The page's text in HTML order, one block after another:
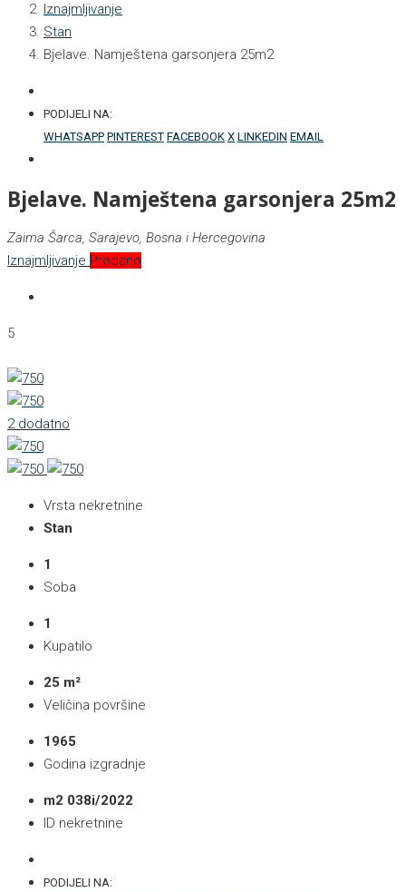
Iznajmljivanje
Stan
Bjelave. Namještena garsonjera 25m2
PODIJELI NA:
WHATSAPP PINTEREST FACEBOOK X LINKEDIN EMAIL
Bjelave. Namještena garsonjera 25m2
Zaima Šarca, Sarajevo, Bosna i Hercegovina
Iznajmljivanje Prodano
5
2 dodatno
Vrsta nekretnine
Stan
1
Soba
1
Kupatilo
25 m²
Veličina površine
1965
Godina izgradnje
m2 038i/2022
ID nekretnine
PODIJELI NA: